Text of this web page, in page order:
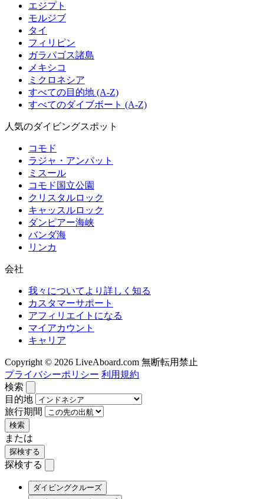
エジプト
モルジブ
タイ
フィリピン
ガラパゴス諸島
メキシコ
ミクロネシア
すべての目的地 (A-Z)
すべてのダイブボート (A-Z)
人気のダイビングスポット
コモド
ラジャ・アンパット
ミスール
コモド国立公園
クリスタルロック
キャッスルロック
ダンピアー海峡
バンダ海
リンカ
会社
我々についてより詳しく知る
カスタマーサポート
アフィリエイトになる
マイアカウント
キャリア
Copyright © 2026 LiveAboard.com 無断転用禁止
プライバシーポリシー 利用規約
検索
目的地
旅行期間
検索
または
探検する
探検する
ダイビングクルーズ